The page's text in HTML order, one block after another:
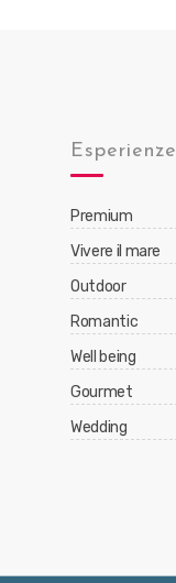
Esperienze
Premium
Vivere il mare
Outdoor
Romantic
Well being
Gourmet
Wedding